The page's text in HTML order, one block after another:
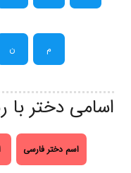
م ن
اسامی دختر
اسم دختر فارسی